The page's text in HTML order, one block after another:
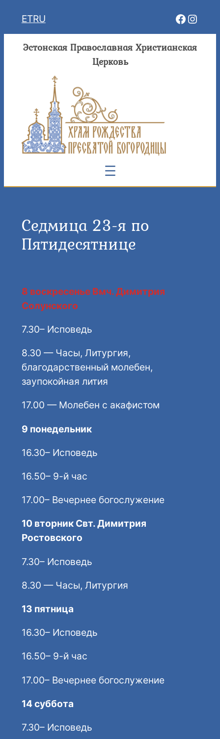
ETRU
Эстонская Православная Христианская
Церковь
Седмица 23-я по
Пятидесятнице
8 воскресенье Вмч. Димитрия
Солунского
7.30– Исповедь
8.30 — Часы, Литургия,
благодарственный молебен,
заупокойная лития
17.00 — Молебен с акафистом
9 понедельник
16.30– Исповедь
16.50– 9-й час
17.00– Вечернее богослужение
10 вторник Свт. Димитрия
Ростовского
7.30– Исповедь
8.30 — Часы, Литургия
13 пятница
16.30– Исповедь
16.50– 9-й час
17.00– Вечернее богослужение
14 суббота
7.30– Исповедь